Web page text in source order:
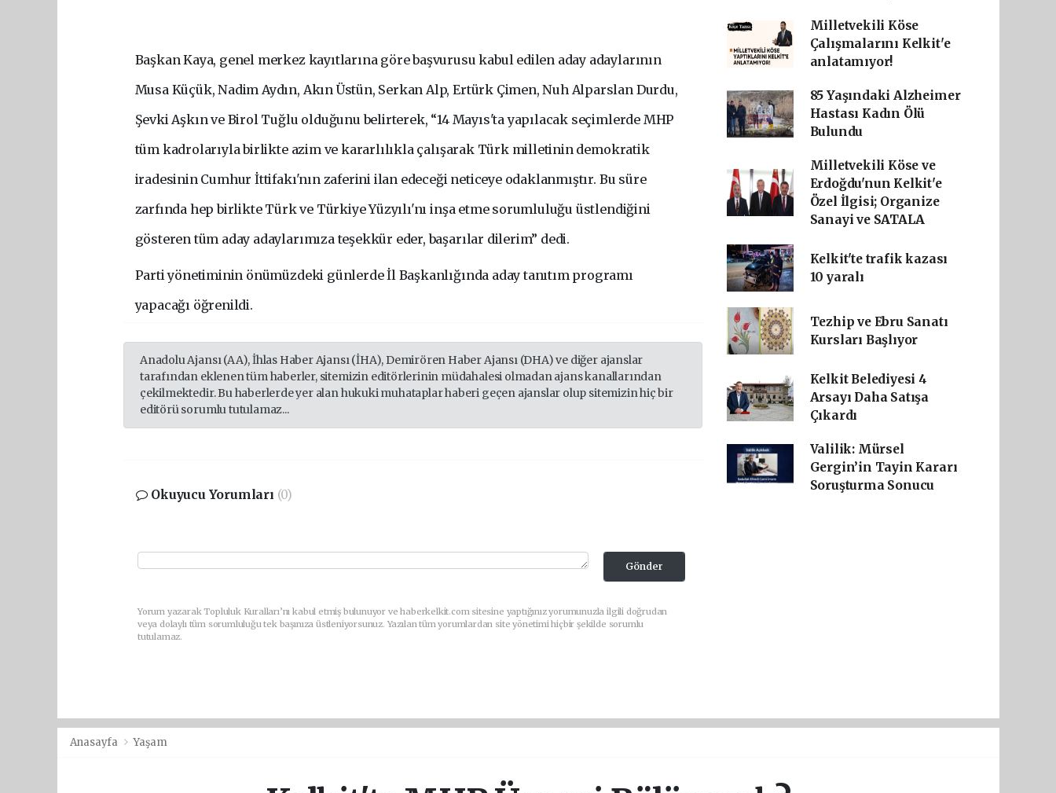
Başkan Kaya, genel merkez kayıtlarına göre başvurusu kabul edilen aday adaylarının
Musa Küçük, Nadim Aydın, Akın Üstün, Serkan Alp, Ertürk Çimen, Nuh Alparslan Durdu,
Şevki Aşkın ve Birol Tuğlu olduğunu belirterek, “14 Mayıs'ta yapılacak seçimlerde MHP
tüm kadrolarıyla birlikte azim ve kararlılıkla çalışarak Türk milletinin demokratik
iradesinin Cumhur İttifakı'nın zaferini ilan edeceği neticeye odaklanmıştır. Bu süre
zarfında hep birlikte Türk ve Türkiye Yüzyılı'nı inşa etme sorumluluğu üstlendiğini
gösteren tüm aday adaylarımıza teşekkür eder, başarılar dilerim” dedi.
Parti yönetiminin önümüzdeki günlerde İl Başkanlığında aday tanıtım programı
yapacağı öğrenildi.
Anadolu Ajansı (AA), İhlas Haber Ajansı (İHA), Demirören Haber Ajansı (DHA) ve diğer ajanslar
tarafından eklenen tüm haberler, sitemizin editörlerinin müdahalesi olmadan ajans kanallarından
çekilmektedir. Bu haberlerde yer alan hukuki muhataplar haberi geçen ajanslar olup sitemizin hiç bir
editörü sorumlu tutulamaz...
Okuyucu Yorumları (0)
Gönder
Yorum yazarak Topluluk Kuralları’nı kabul etmiş bulunuyor ve haberkelkit.com sitesine yaptığınız yorumunuzla ilgili doğrudan
veya dolaylı tüm sorumluluğu tek başınıza üstleniyorsunuz. Yazılan tüm yorumlardan site yönetimi hiçbir şekilde sorumlu
tutulamaz.
Milletvekili Köse
Çalışmalarını Kelkit'e
anlatamıyor!
85 Yaşındaki Alzheimer
Hastası Kadın Ölü
Bulundu
Milletvekili Köse ve
Erdoğdu'nun Kelkit'e
Özel İlgisi; Organize
Sanayi ve SATALA
Kelkit'te trafik kazası
10 yaralı
Tezhip ve Ebru Sanatı
Kursları Başlıyor
Kelkit Belediyesi 4
Arsayı Daha Satışa
Çıkardı
Valilik: Mürsel
Gergin’in Tayin Kararı
Soruşturma Sonucu
Anasayfa Yaşam